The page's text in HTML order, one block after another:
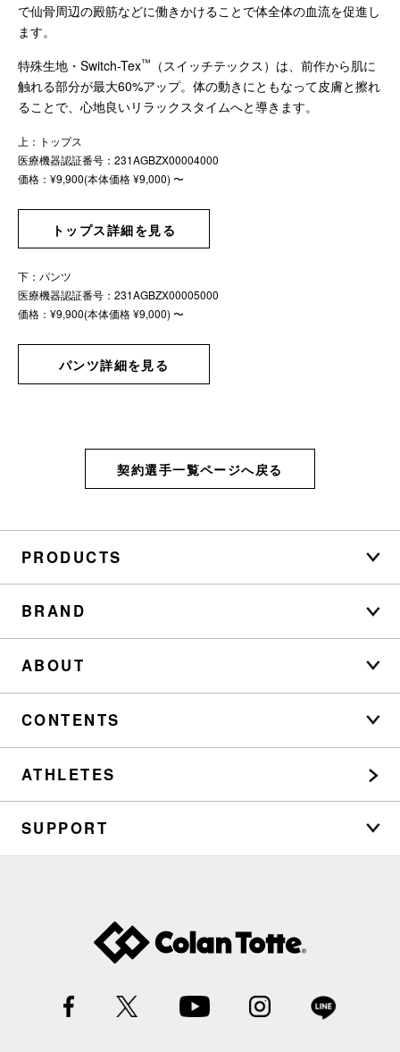
で仙骨周辺の殿筋などに働きかけることで体全体の血流を促進し
ます。
特殊生地・Switch-Tex™
（スイッチテックス）は、前作から肌に
触れる部分が最大60%アップ。体の動きにともなって皮膚と擦れ
ることで、心地良いリラックスタイムへと導きます。
上：トップス
医療機器認証番号：231AGBZX00004000
価格：¥9,900(本体価格 ¥9,000) 〜
トップス詳細を見る
下：パンツ
医療機器認証番号：231AGBZX00005000
価格：¥9,900(本体価格 ¥9,000) 〜
パンツ詳細を見る
契約選手一覧ページへ戻る
PRODUCTS
BRAND
ABOUT
CONTENTS
ATHLETES
SUPPORT